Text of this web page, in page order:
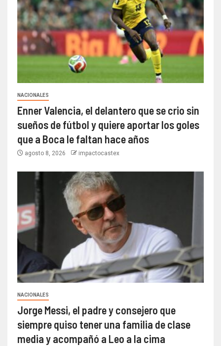
NACIONALES
Enner Valencia, el delantero que se crio sin
sueños de fútbol y quiere aportar los goles
que a Boca le faltan hace años
agosto 8, 2026 impactocastex
NACIONALES
Jorge Messi, el padre y consejero que
siempre quiso tener una familia de clase
media y acompañó a Leo a la cima